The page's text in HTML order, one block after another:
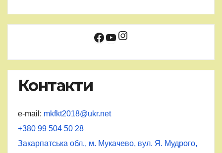
Facebook
YouTube
Instagram
Контакти
e-mail: mkfkt2018@ukr.net
+380 99 504 50 28
Закарпатська обл., м. Мукачево, вул. Я. Мудрого,